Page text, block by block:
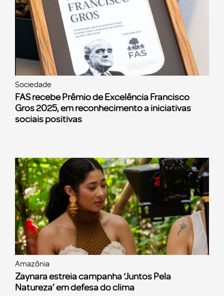
Sociedade
FAS recebe Prêmio de Excelência Francisco
Gros 2025, em reconhecimento a iniciativas
sociais positivas
Amazônia
Zaynara estreia campanha ‘Juntos Pela
Natureza’ em defesa do clima